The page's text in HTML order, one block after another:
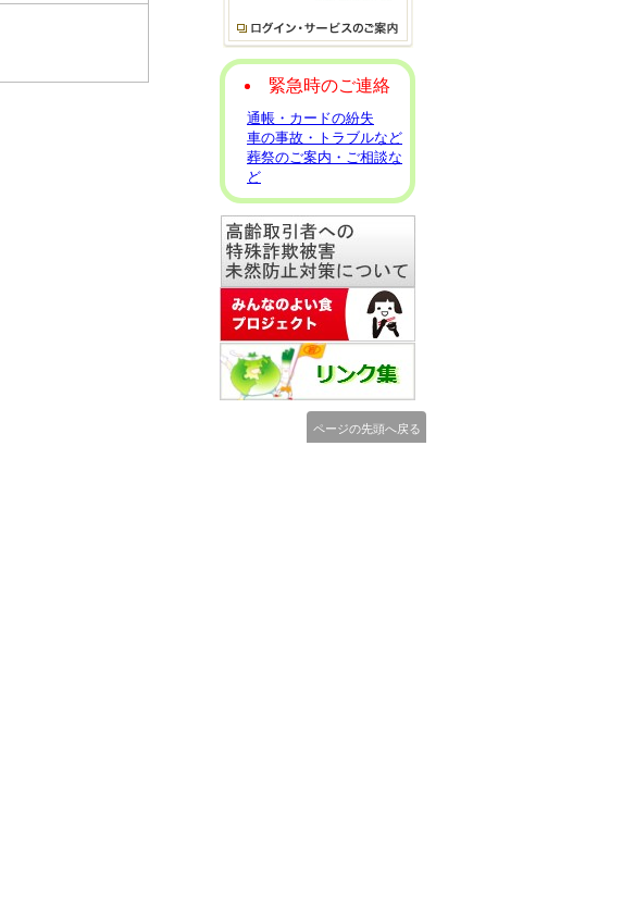
緊急時のご連絡
通帳・カードの紛失
車の事故・トラブルなど
葬祭のご案内・ご相談な
ど
ページの先頭へ戻る